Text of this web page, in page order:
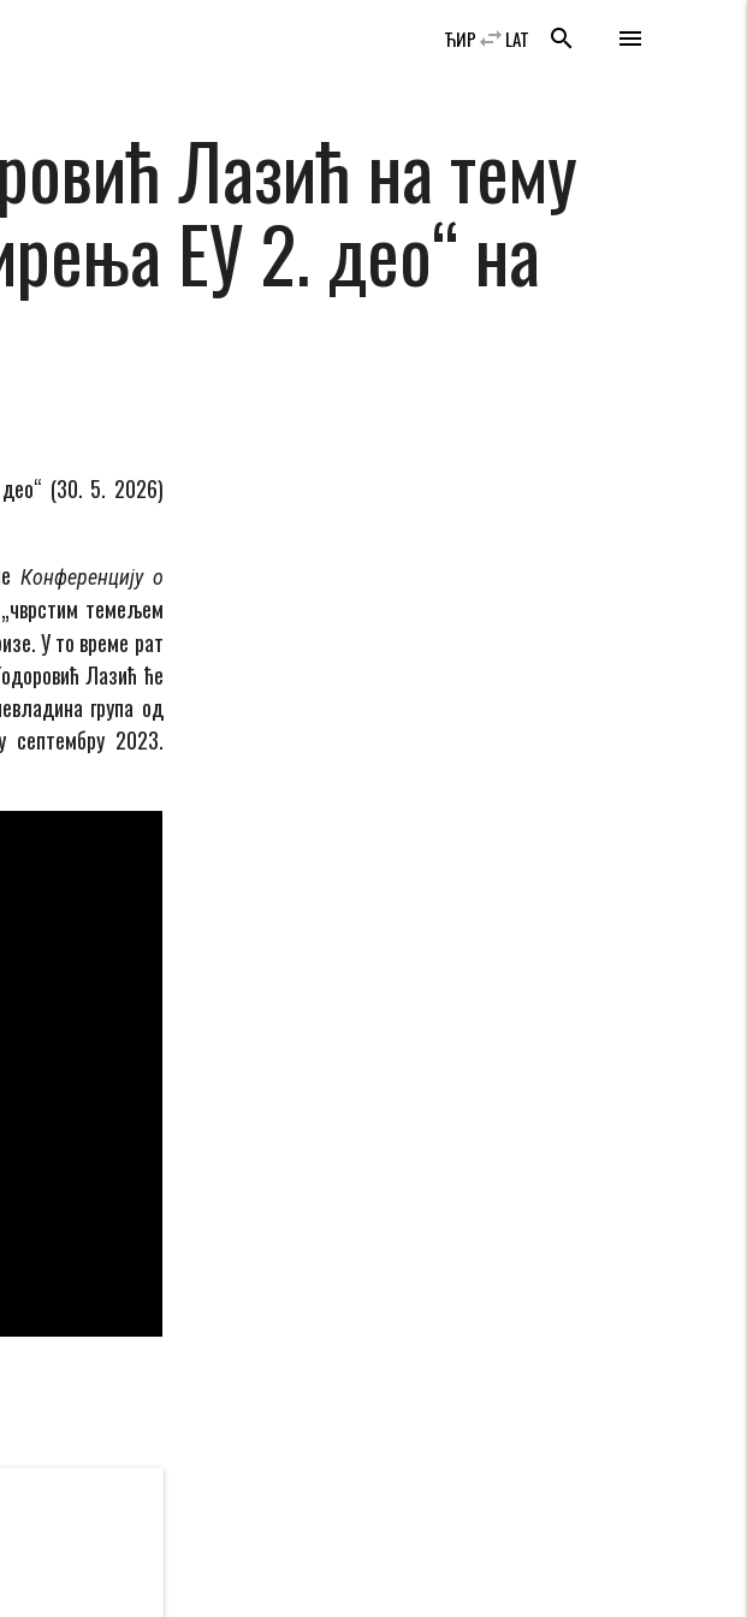
menu
search
LAT
swap_horiz
ЋИР
Лазић на тему
ЕУ 2. део“ на
(30. 5. 2026)
Конференцију о
темељем
У то време рат
Лазић ће
група од
септембру 2023.